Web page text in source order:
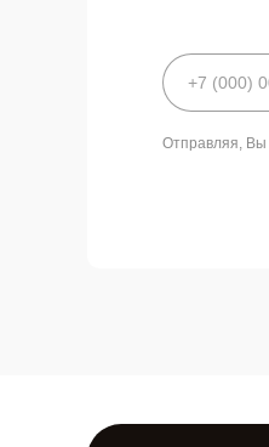
Отправляя, Вы